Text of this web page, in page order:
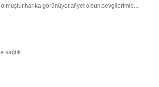
görünüyor.afiyet olsun.sevgilerimle...
sağlık...